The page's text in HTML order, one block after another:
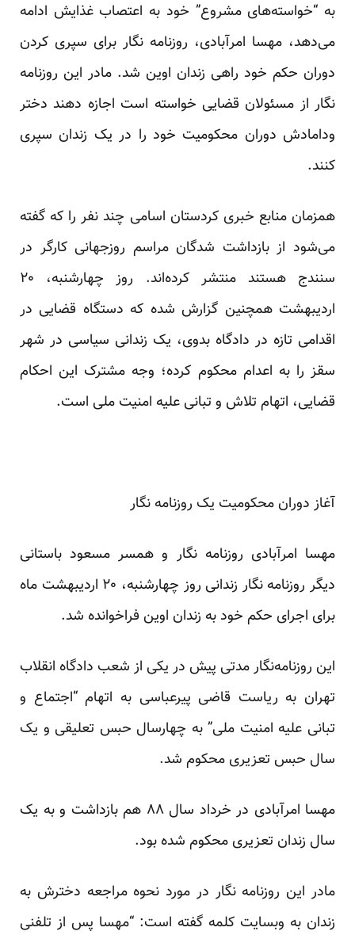
به “خواسته‌های مشروع” خود به اعتصاب غذایش ادامه
می‌دهد، مهسا امرآبادی، روزنامه نگار برای سپری کردن
دوران حکم خود راهی زندان اوین شد. مادر این روزنامه
نگار از مسئولان قضایی خواسته است اجازه دهند دختر
ودامادش دوران محکومیت خود را در یک زندان سپری
کنند.
همزمان منابع خبری کردستان اسامی چند نفر را که گفته
می‌شود از بازداشت شدگان مراسم روزجهانی کارگر در
سنندج هستند منتشر کرده‌اند. روز چهارشنبه، ۲۰
اردیبهشت همچنین گزارش شده که دستگاه قضایی در
اقدامی تازه در دادگاه بدوی، یک زندانی سیاسی در شهر
سقز را به اعدام محکوم کرده؛ وجه مشترک این احکام
قضایی، اتهام تلاش و تبانی علیه امنیت ملی است.
آغاز دوران محکومیت یک روزنامه نگار
مهسا امرآبادی روزنامه نگار و همسر مسعود باستانی
دیگر روزنامه نگار زندانی روز چهارشنبه، ۲۰ اردیبهشت ماه
برای اجرای حکم خود به زندان اوین فراخوانده شد.
این روزنامه‌نگار مدتی پیش در یکی از شعب دادگاه انقلاب
تهران به ریاست قاضی پیرعباسی به اتهام “اجتماع و
تبانی علیه امنیت ملی” به چهارسال حبس تعلیقی و یک
سال حبس تعزیری محکوم شد.
مهسا امرآبادی در خرداد سال ۸۸ هم بازداشت و به یک
سال زندان تعزیری محکوم شده بود.
مادر این روزنامه نگار در مورد نحوه مراجعه دخترش به
زندان به وبسایت کلمه گفته است: “مهسا پس از تلفنی